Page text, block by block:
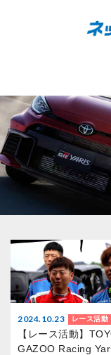
2024.10.23 レース活動
【レース活動】
GAZOO Racing